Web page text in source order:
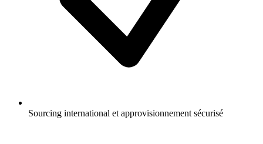
Sourcing international et approvisionnement sécurisé